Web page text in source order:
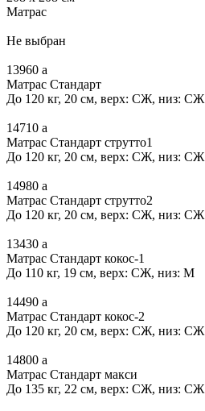
Матрас
Не выбран
13960 a
Матрас Стандарт
До 120 кг, 20 см, верх: СЖ, низ: СЖ
14710 a
Матрас Стандарт струтто1
До 120 кг, 20 см, верх: СЖ, низ: СЖ
14980 a
Матрас Стандарт струтто2
До 120 кг, 20 см, верх: СЖ, низ: СЖ
13430 a
Матрас Стандарт кокос-1
До 110 кг, 19 см, верх: СЖ, низ: М
14490 a
Матрас Стандарт кокос-2
До 120 кг, 20 см, верх: СЖ, низ: СЖ
14800 a
Матрас Стандарт макси
До 135 кг, 22 см, верх: СЖ, низ: СЖ